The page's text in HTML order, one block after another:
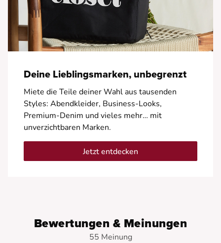
Deine Lieblingsmarken, unbegrenzt
Miete die Teile deiner Wahl aus tausenden
Styles: Abendkleider, Business-Looks,
Premium-Denim und vieles mehr… mit
unverzichtbaren Marken.
Jetzt entdecken
Bewertungen & Meinungen
55 Meinung